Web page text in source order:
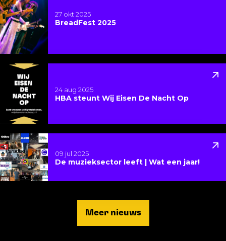
BreadFest 2025
27 okt 2025
HBA steunt Wij Eisen De Nacht Op
24 aug 2025
Lees meer over HBA steunt Wij Eisen De Nacht Op
De muzieksector leeft | Wat een jaar!
09 jul 2025
Lees meer over De muzieksector leeft | Wat een
Meer nieuws